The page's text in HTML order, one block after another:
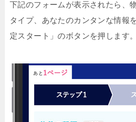
下記のフォームが表示されたら、
タイプ、あなたのカンタンな情報
定スタート」のボタンを押します。